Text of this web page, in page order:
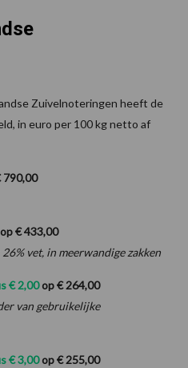
Zuivelnoteringen heeft de
in euro per 100 kg netto af
€ 433,00
vet, in meerwandige zakken
€ 2,00op € 264,00
van gebruikelijke
€ 3,00op € 255,00